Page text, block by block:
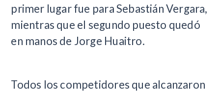
primer lugar fue para Sebastián Vergara,
mientras que el segundo puesto quedó
en manos de Jorge Huaitro.
Todos los competidores que alcanzaron